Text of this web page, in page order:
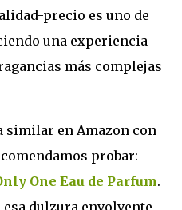
precio es uno de
una experiencia
más complejas
similar en Amazon con
probar:
One Eau de Parfum.
dulzura envolvente